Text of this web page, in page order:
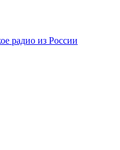
радио из России